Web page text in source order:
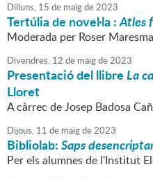
Dilluns, 15 de maigde2023
Tertúlia de novel·la :Atles
Moderada per Roser Maresma
Divendres, 12 de maigde2023
Presentació del llibreLa
Lloret
A càrrec de Josep Badosa
Dijous, 11 de maigde2023
Bibliolab:Saps
Per els alumnes de l'Institut